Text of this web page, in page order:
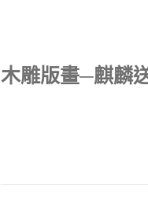
木雕版畫─麒麟